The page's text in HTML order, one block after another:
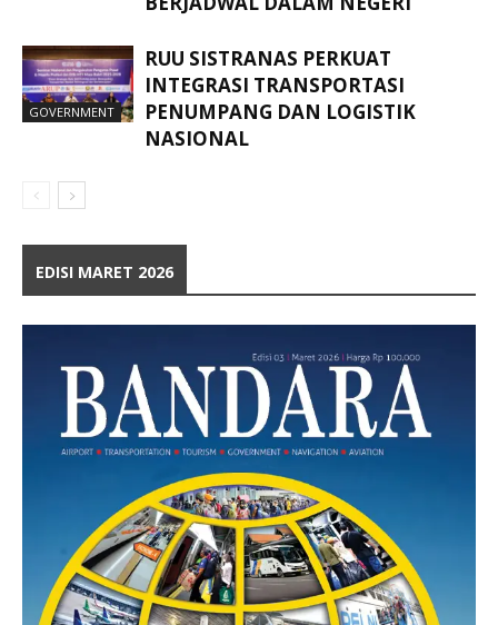
GOVERNMENT
RUU SISTRANAS PERKUAT
INTEGRASI TRANSPORTASI
PENUMPANG DAN LOGISTIK
NASIONAL
EDISI MARET 2026